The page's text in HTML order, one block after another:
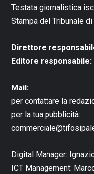
Testata giornalistica
Stampa del Tribunale
Direttore
Editore responsabile:
Mail:
per contattare la
per la tua pubblicità:
Digital Manager:
ICT Management: